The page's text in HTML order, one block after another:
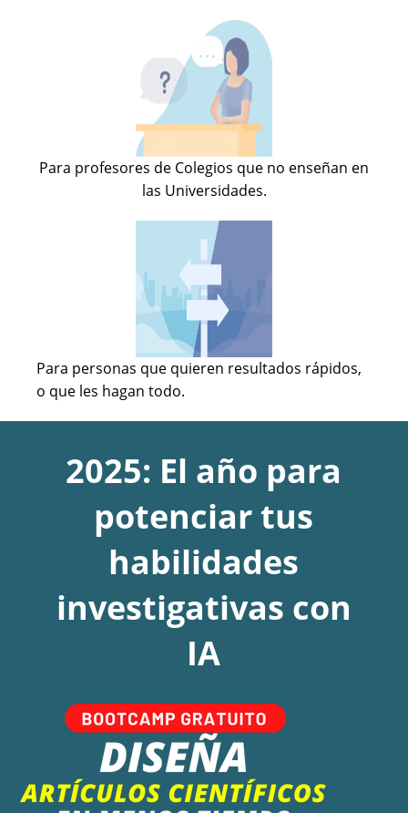
Para profesores de Colegios que no enseñan en
las Universidades.
Para personas que quieren resultados rápidos,
o que les hagan todo.
2025: El año para
potenciar tus
habilidades
investigativas con
IA